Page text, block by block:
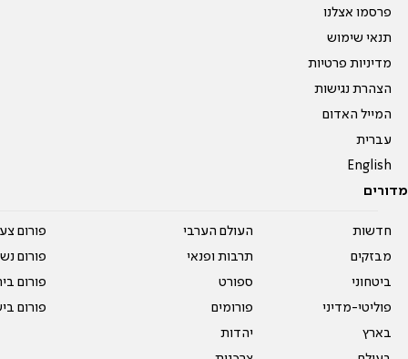
פרסמו אצלנו
תנאי שימוש
מדיניות פרטיות
הצהרת נגישות
המייל האדום
עברית
English
מדורים
חדשות
מבזקים
ביטחוני
פוליטי-מדיני
בארץ
העולם הערבי
תרבות ופנאי
ספורט
פורומים
יהדות
פורום
פורום
פורום
פורום